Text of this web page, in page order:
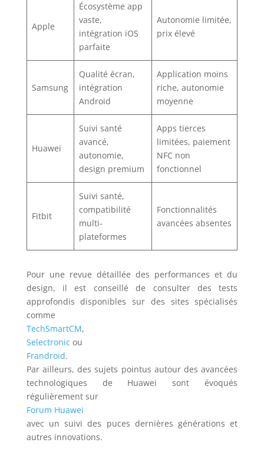
Apple
Écosystème app
vaste,
intégration iOS
parfaite
Autonomie limitée,
prix élevé
Samsung
Qualité écran,
intégration
Android
Application moins
riche, autonomie
moyenne
Huawei
Suivi santé
avancé,
autonomie,
design premium
Apps tierces
limitées, paiement
NFC non
fonctionnel
Fitbit
Suivi santé,
compatibilité
multi-
plateformes
Fonctionnalités
avancées absentes
Pour une revue détaillée des performances et du
design, il est conseillé de consulter des tests
approfondis disponibles sur des sites spécialisés
comme
TechSmartCM,
Selectronic ou
Frandroid.
Par ailleurs, des sujets pointus autour des avancées
technologiques de Huawei sont évoqués
régulièrement sur
Forum Huawei
avec un suivi des puces dernières générations et
autres innovations.